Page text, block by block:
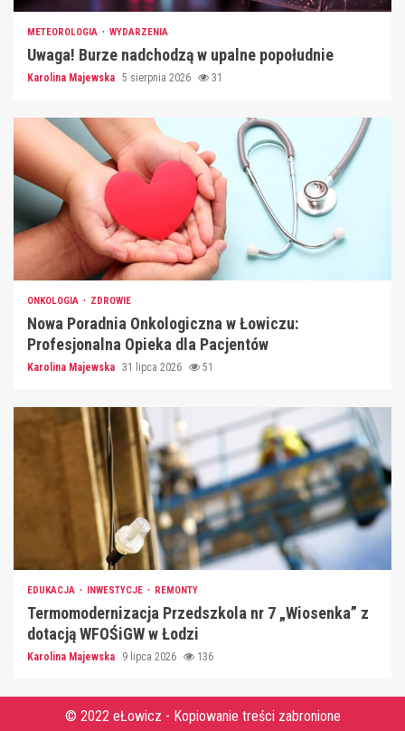
METEOROLOGIA WYDARZENIA
Uwaga! Burze nadchodzą w upalne popołudnie
Karolina Majewska 5 sierpnia 2026 31
ONKOLOGIA ZDROWIE
Nowa Poradnia Onkologiczna w Łowiczu:
Profesjonalna Opieka dla Pacjentów
Karolina Majewska 31 lipca 2026 51
EDUKACJA INWESTYCJE REMONTY
Termomodernizacja Przedszkola nr 7 „Wiosenka” z
dotacją WFOŚiGW w Łodzi
Karolina Majewska 9 lipca 2026 136
© 2022 eŁowicz - Kopiowanie treści zabronione